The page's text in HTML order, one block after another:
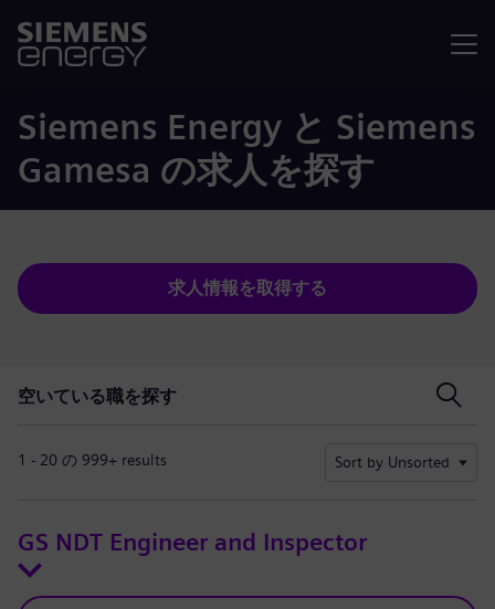
Siemens Energy と Siemens
Gamesa の求人を探す
求人情報を取得する
空いている職を探す
1 - 20 の 999+ results Sort by Unsorted
GS NDT Engineer and Inspector